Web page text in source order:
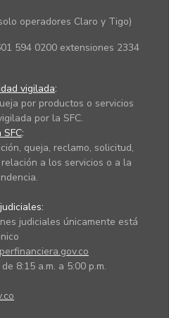
operadores Claro y Tigo)
594 0200 extensiones 2334
vigilada:
por productos o servicios
por la SFC.
SFC:
queja, reclamo, solicitud,
a los servicios o a la
judiciales únicamente está
8:15 a.m. a 5:00 p.m.